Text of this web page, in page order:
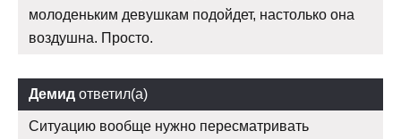
молоденьким девушкам подойдет, настолько она
воздушна. Просто.
Демид ответил(а)
Ситуацию вообще нужно пересматривать